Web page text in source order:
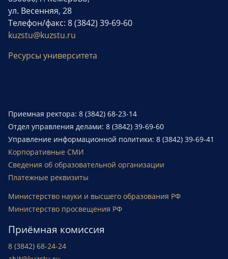
ул. Весенняя, 28
Телефон/факс: 8 (3842) 39-69-60
kuzstu@kuzstu.ru
Ресурсы университета
Приемная ректора: 8 (3842) 68-23-14
Отдел управления делами: 8 (3842) 39-69-60
Управление информационной политики: 8 (3842) 39-69-41
Корпоративные СМИ
Сведения об образовательной организации
Платежные реквизиты
Министерство науки и высшего образования РФ
Министерство просвещения РФ
Приёмная комиссия
8 (3842) 68-24-24